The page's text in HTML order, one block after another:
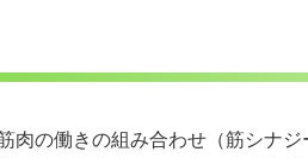
肉の働きの組み合わせ（筋シナ